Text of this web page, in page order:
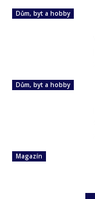
Dům, byt a hobby
Dům, byt a hobby
Magazín